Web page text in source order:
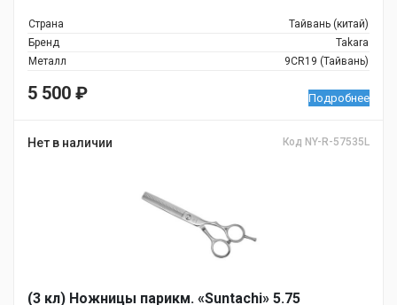
Страна
Тайвань (китай)
Бренд
Takara
Металл
9CR19 (Тайвань)
5 500 ₽ Подробнее
Нет в наличии Код NY-R-57535L
(3 кл) Ножницы парикм. «Suntachi» 5.75